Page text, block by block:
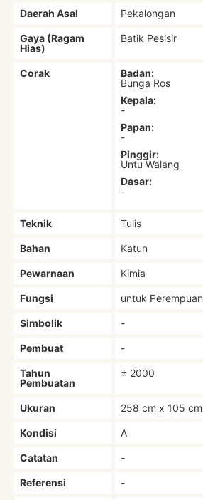
Daerah Asal Pekalongan
Gaya (Ragam
Hias)
Batik Pesisir
Corak
Badan:
Bunga Ros
Kepala:
-
Papan:
-
Pinggir:
Untu Walang
Dasar:
-
Teknik Tulis
Bahan Katun
Pewarnaan Kimia
Fungsi untuk Perempuan
Simbolik -
Pembuat -
Tahun
Pembuatan
± 2000
Ukuran 258 cm x 105 cm
Kondisi A
Catatan -
Referensi -